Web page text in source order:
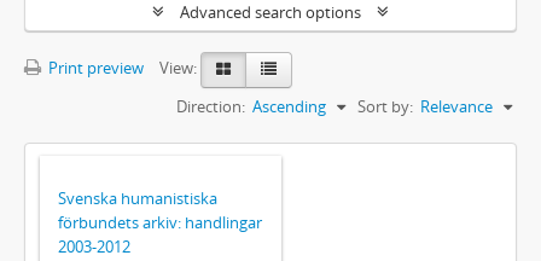
Advanced search options
Print preview
View:
Sort by: Relevance
Direction: Ascending
Svenska humanistiska
förbundets arkiv: handlingar
2003-2012